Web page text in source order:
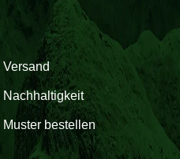
Versand
Nachhaltigkeit
Muster bestellen